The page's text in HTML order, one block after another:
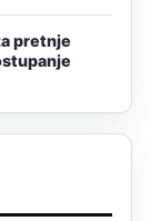
pretnje